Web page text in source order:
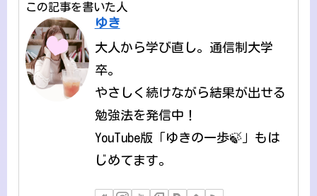
この記事を書いた人
ゆき
大人から学び直し。通信制大学
卒。
やさしく続けながら結果が出せる
勉強法を発信中！
YouTube版「ゆきの一歩🍃」もは
じめてます。